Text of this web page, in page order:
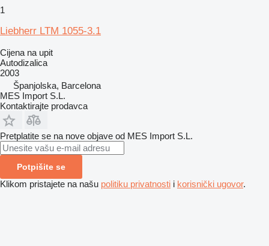
1
Liebherr LTM 1055-3.1
Cijena na upit
Autodizalica
2003
Španjolska, Barcelona
MES Import S.L.
Kontaktirajte prodavca
Pretplatite se na nove objave od MES Import S.L.
Potpišite se
Klikom pristajete na našu politiku privatnosti i korisnički ugovor.